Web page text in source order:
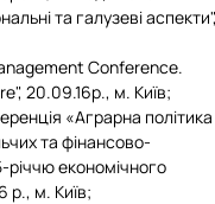
та галузеві
Conference.
20.09.16р., м. Київ;
«Аграрна політика
та фінансово-
річчю економічного
р., м. Київ;